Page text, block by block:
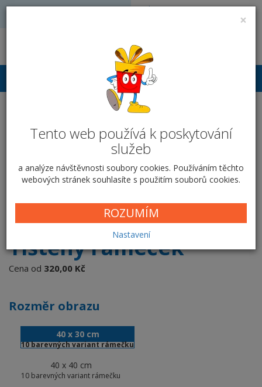
×
Tento web používá k poskytování
služeb
a analýze návštěvnosti soubory cookies. Používáním těchto
webových stránek souhlasíte s použitím souborů cookies.
ROZUMÍM
Nastavení
Volejte: 728 051 909
Přihlášení
Fotoobraz na desce -
Tištěný rámeček
Tištěný rámeček
Cena od 320,00 Kč
Rozměr obrazu
40 x 30 cm
10 barevných variant rámečku
40 x 40 cm
10 barevných variant rámečku